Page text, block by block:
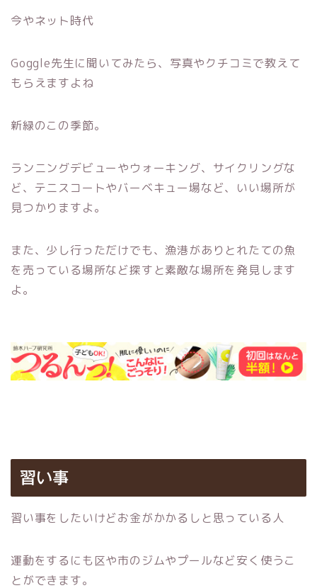
今やネット時代
Goggle先生に聞いてみたら、写真やクチコミで教えて
もらえますよね
新緑のこの季節。
ランニングデビューやウォーキング、サイクリングな
ど、テニスコートやバーベキュー場など、いい場所が
見つかりますよ。
また、少し行っただけでも、漁港がありとれたての魚
を売っている場所など探すと素敵な場所を発見します
よ。
習い事
習い事をしたいけどお金がかかるしと思っている人
運動をするにも区や市のジムやプールなど安く使うこ
とができます。